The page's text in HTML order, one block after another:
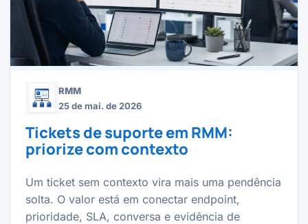
RMM
25 de mai. de 2026
Tickets de suporte em RMM:
priorize com contexto
Um ticket sem contexto vira mais uma pendência
solta. O valor está em conectar endpoint,
prioridade, SLA, conversa e evidência de